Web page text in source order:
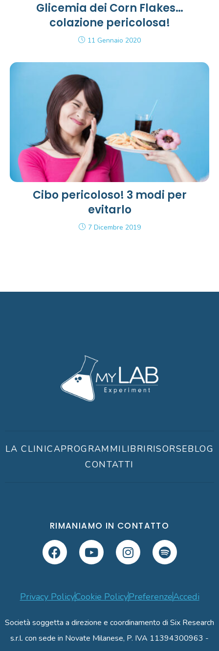
Glicemia dei Corn Flakes…
colazione pericolosa!
11 Gennaio 2020
Cibo pericoloso! 3 modi per
evitarlo
7 Dicembre 2019
LA CLINICAPROGRAMMILIBRIRISORSEBLOG
CONTATTI
RIMANIAMO IN CONTATTO
Privacy PolicyCookie PolicyPreferenzeAccedi
Società soggetta a direzione e coordinamento di Six Research
s.r.l. con sede in Novate Milanese, P. IVA 11394300963 -